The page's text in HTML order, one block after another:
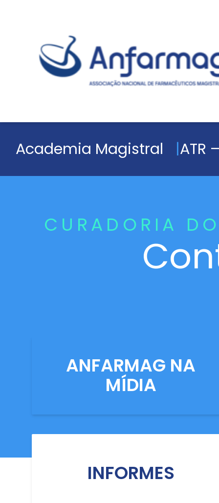
Academia Magistral ATR
CURADORIA
ANFARMAG NA
MÍDIA
INFORMES